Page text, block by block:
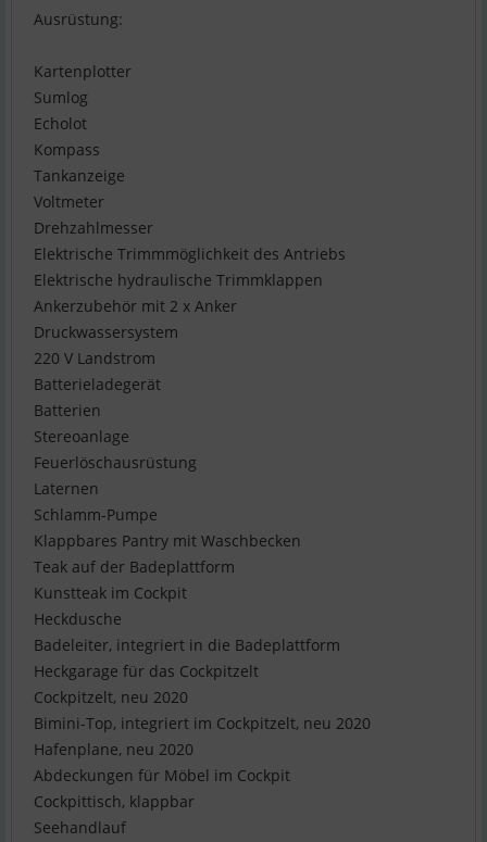
Ausrüstung:
Kartenplotter
Sumlog
Echolot
Kompass
Tankanzeige
Voltmeter
Drehzahlmesser
Elektrische Trimmmöglichkeit des Antriebs
Elektrische hydraulische Trimmklappen
Ankerzubehör mit 2 x Anker
Druckwassersystem
220 V Landstrom
Batterieladegerät
Batterien
Stereoanlage
Feuerlöschausrüstung
Laternen
Schlamm-Pumpe
Klappbares Pantry mit Waschbecken
Teak auf der Badeplattform
Kunstteak im Cockpit
Heckdusche
Badeleiter, integriert in die Badeplattform
Heckgarage für das Cockpitzelt
Cockpitzelt, neu 2020
Bimini-Top, integriert im Cockpitzelt, neu 2020
Hafenplane, neu 2020
Abdeckungen für Möbel im Cockpit
Cockpittisch, klappbar
Seehandlauf